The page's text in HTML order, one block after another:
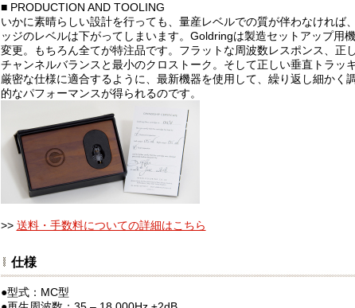
■ PRODUCTION AND TOOLING
いかに素晴らしい設計を行っても、量産レベルでの質が伴わなければ
ッジのレベルは下がってしまいます。Goldringは製造セットアップ用
変更。もちろん全てが特注品です。フラットな周波数レスポンス、正
チャンネルバランスと最小のクロストーク。そして正しい垂直トラッ
厳密な仕様に適合するように、最新機器を使用して、繰り返し細かく
的なパフォーマンスが得られるのです。
>> 送料・手数料についての詳細はこちら
仕様
●型式：MC型